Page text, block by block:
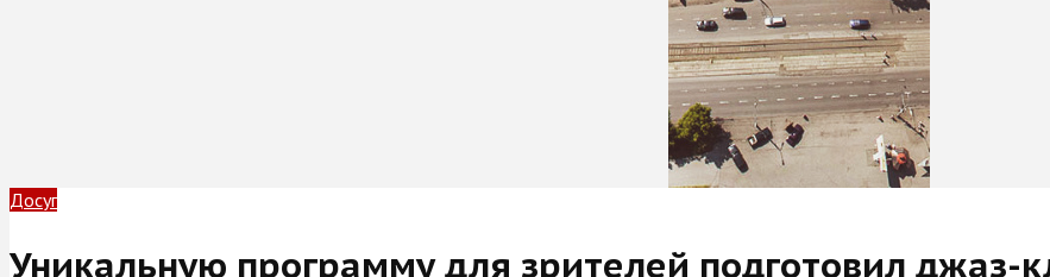
Досуг
Уникальную программу для зрителей подготовил джаз-